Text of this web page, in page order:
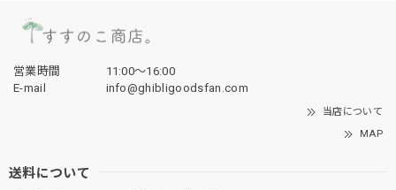
営業時間
11:00〜16:00
E-mail
info@ghibligoodsfan.com
当店について
MAP
送料について